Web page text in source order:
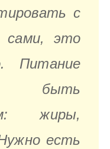
с
сами, это
Питание
жиры,
есть